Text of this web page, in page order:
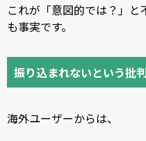
これが「意図的では？」
も事実です。
振り込まれないという批
海外ユーザーからは、